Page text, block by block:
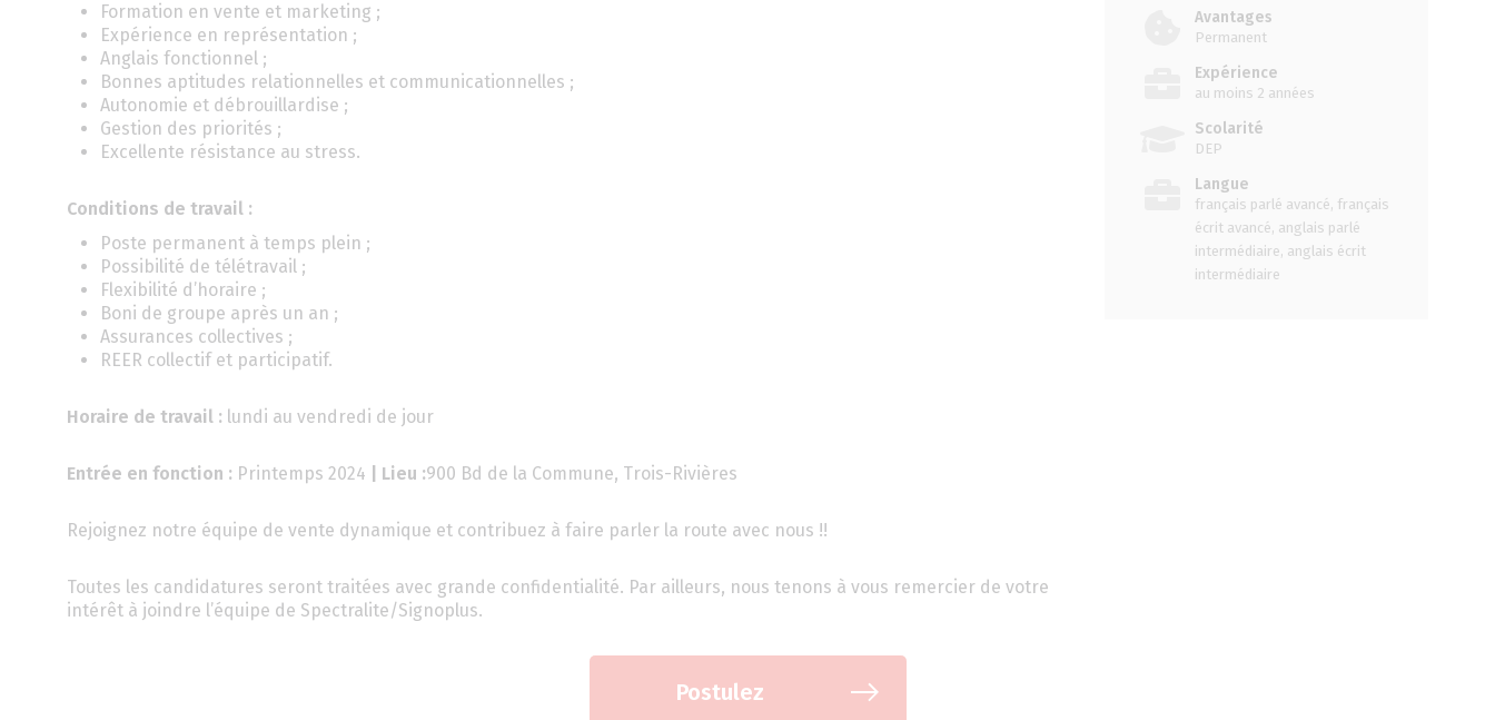
Formation en vente et marketing ;
Expérience en représentation ;
Anglais fonctionnel ;
Bonnes aptitudes relationnelles et communicationnelles ;
Autonomie et débrouillardise ;
Gestion des priorités ;
Excellente résistance au stress.
Conditions de travail :
Poste permanent à temps plein ;
Possibilité de télétravail ;
Flexibilité d’horaire ;
Boni de groupe après un an ;
Assurances collectives ;
REER collectif et participatif.
Horaire de travail : lundi au vendredi de jour
Entrée en fonction : Printemps 2024 | Lieu :900 Bd de la Commune, Trois-Rivières
Rejoignez notre équipe de vente dynamique et contribuez à faire parler la route avec nous !!
Toutes les candidatures seront traitées avec grande confidentialité. Par ailleurs, nous tenons à vous remercier de votre
intérêt à joindre l’équipe de Spectralite/Signoplus.
Avantages
Permanent
Expérience
au moins 2 années
Scolarité
DEP
Langue
français parlé avancé, français
écrit avancé, anglais parlé
intermédiaire, anglais écrit
intermédiaire
Postulez